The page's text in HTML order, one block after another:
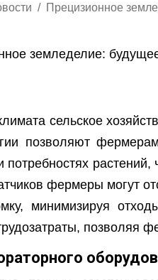
Прецизионное
сельское
позволяют
потребностях
фермеры могут
минимизируя
позволяя